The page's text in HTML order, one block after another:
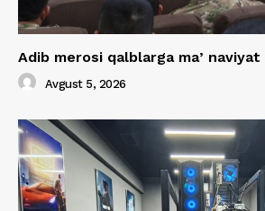
Adib merosi qalblarga maʼnaviyat
Avgust 5, 2026